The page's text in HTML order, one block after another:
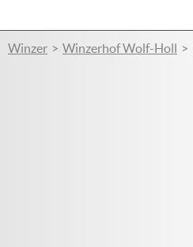
Winzer Winzerhof Wolf-Holl